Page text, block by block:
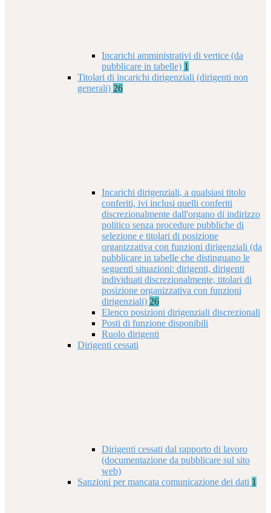
Incarichi amministrativi di vertice (da
pubblicare in tabelle) 1
Titolari di incarichi dirigenziali (dirigenti non
generali) 26
Incarichi dirigenziali, a qualsiasi titolo
conferiti, ivi inclusi quelli conferiti
discrezionalmente dall'organo di indirizzo
politico senza procedure pubbliche di
selezione e titolari di posizione
organizzativa con funzioni dirigenziali (da
pubblicare in tabelle che distinguano le
seguenti situazioni: dirigenti, dirigenti
individuati discrezionalmente, titolari di
posizione organizzativa con funzioni
dirigenziali) 26
Elenco posizioni dirigenziali discrezionali
Posti di funzione disponibili
Ruolo dirigenti
Dirigenti cessati
Dirigenti cessati dal rapporto di lavoro
(documentazione da pubblicare sul sito
web)
Sanzioni per mancata comunicazione dei dati 1